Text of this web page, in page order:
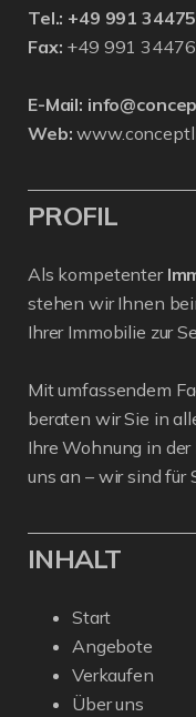
Tel.: +49 991
Fax: +49 991
E-Mail:
Web:
PROFIL
Als kompetenter
stehen wir Ihnen
Ihrer Immobilie zur
Mit umfassendem
beraten wir Sie in
Ihre Wohnung in
uns an – wir sind für
INHALT
Start
Angebote
Verkaufen
Über uns